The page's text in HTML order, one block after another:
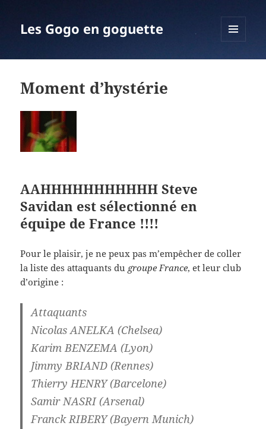
Les Gogo en goguette
Moment d’hystérie
AAHHHHHHHHHHH Steve
Savidan est sélectionné en
équipe de France !!!!
Pour le plaisir, je ne peux pas m’empêcher de coller
la liste des attaquants du groupe France, et leur club
d’origine :
Attaquants
Nicolas ANELKA (Chelsea)
Karim BENZEMA (Lyon)
Jimmy BRIAND (Rennes)
Thierry HENRY (Barcelone)
Samir NASRI (Arsenal)
Franck RIBERY (Bayern Munich)